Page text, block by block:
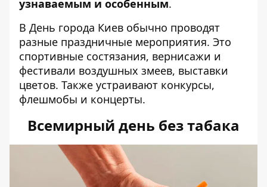
узнаваемым и особенным.
В День города Киев обычно проводят
разные праздничные мероприятия. Это
спортивные состязания, вернисажи и
фестивали воздушных змеев, выставки
цветов. Также устраивают конкурсы,
флешмобы и концерты.
Всемирный день без табака